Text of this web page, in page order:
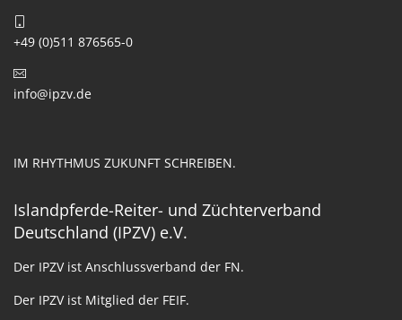
+49 (0)511 876565-0
info@ipzv.de
IM RHYTHMUS ZUKUNFT SCHREIBEN.
Islandpferde-Reiter- und Züchterverband
Deutschland (IPZV) e.V.
Der IPZV ist Anschlussverband der FN.
Der IPZV ist Mitglied der FEIF.